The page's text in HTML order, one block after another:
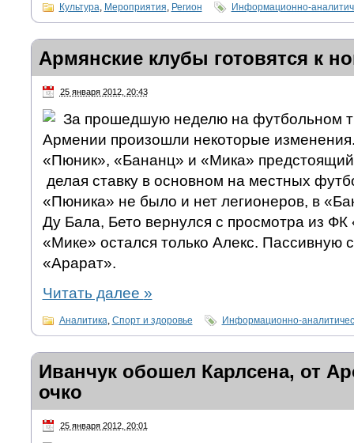
Культура, Мероприятия, Регион Информационно-
Армянские клубы готовятся к
25 января 2012, 20:43
За прошедшую неделю на футбольном
Армении произошли некоторые
«Пюник», «Бананц» и «Мика» предстоящий
делая ставку в основном на местных
«Пюника» не было и нет легионеров, в
Ду Бала, Бето вернулся с просмотра из ФК
«Мике» остался только Алекс. Пассивную
«Арарат».
Читать далее »
Аналитика Спорт и здоровье Информационно-
Иванчук обошел Карлсена, от
очко
25 января 2012, 20:01